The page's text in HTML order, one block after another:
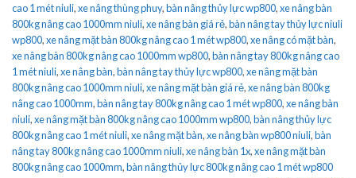
cao 1 mét niuli,xe nâng thùng phuy,bàn nâng thủy lực wp800,xe nâng bàn
800kg nâng cao 1000mm niuli,xe nâng bàn giá rẻ,bàn nâng tay thủy lực niuli
wp800,xe nâng mặt bàn 800kg nâng cao 1 mét wp800,xe nâng có mặt bàn,
xe nâng bàn 800kg nâng cao 1000mm wp800,bàn nâng tay 800kg nâng cao
1 mét niuli,xe nâng bàn,bàn nâng tay thủy lực wp800,xe nâng mặt bàn
800kg nâng cao 1000mm niuli,xe nâng mặt bàn giá rẻ,xe nâng bàn 800kg
nâng cao 1000mm,bàn nâng tay 800kg nâng cao 1 mét wp800,xe nâng bàn
niuli,xe nâng mặt bàn 800kg nâng cao 1000mm wp800,bàn nâng thủy lực
800kg nâng cao 1 mét niuli,xe nâng mặt bàn,xe nâng bàn wp800 niuli,bàn
nâng tay 800kg nâng cao 1000mm niuli,xe nâng bàn 1x,xe nâng mặt bàn
800kg nâng cao 1000mm,bàn nâng thủy lực 800kg nâng cao 1 mét wp800